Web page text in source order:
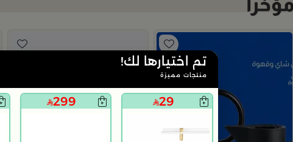
تم اختيارها لك!
منتجات مميزة
29
299